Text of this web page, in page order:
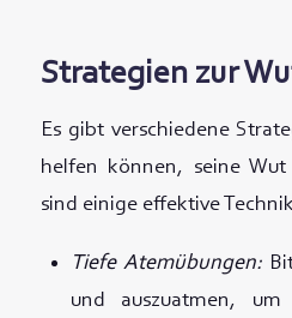
Strategien zur
Es gibt verschiedene
helfen können, seine
sind einige effektive
Tiefe Atemübungen:
und auszuatmen,